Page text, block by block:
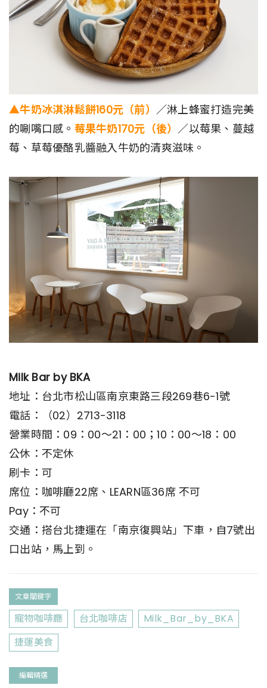
▲牛奶冰淇淋鬆餅160元（前） ／淋上蜂蜜打造完美
的唰嘴口感。 莓果牛奶170元（後） ／以莓果、蔓越
莓、草莓優酪乳醬融入牛奶的清爽滋味。
Milk Bar by BKA
地址：台北市松山區南京東路三段269巷6-1號
電話：（02）2713-3118
營業時間：09：00～21：00；10：00～18：00
公休：不定休
刷卡：可
席位：咖啡廳22席、LEARN區36席 不可
Pay：不可
交通：搭台北捷運在「南京復興站」下車，自7號出
口出站，馬上到。
文章關鍵字
寵物咖啡廳 台北咖啡店
Milk_Bar_by_BKA
捷運美食
編輯精選